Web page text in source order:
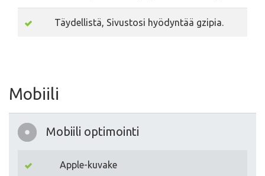
Täydellistä, Sivustosi hyödyntää gzipia.
Mobiili
Mobiili optimointi
Apple-kuvake